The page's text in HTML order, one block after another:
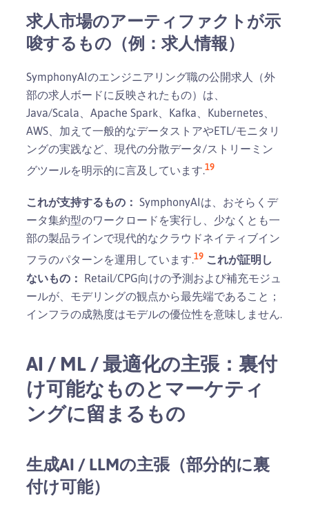
求人市場のアーティファクトが示
唆するもの（例：求人情報）
SymphonyAIのエンジニアリング職の公開求人（外
部の求人ボードに反映されたもの）は、
Java/Scala、Apache Spark、Kafka、Kubernetes、
AWS、加えて一般的なデータストアやETL/モニタリ
ングの実践など、現代の分散データ/ストリーミン
グツールを明示的に言及しています.19
これが支持するもの： SymphonyAIは、おそらくデ
ータ集約型のワークロードを実行し、少なくとも一
部の製品ラインで現代的なクラウドネイティブイン
フラのパターンを運用しています.19 これが証明し
ないもの： Retail/CPG向けの予測および補充モジュ
ールが、モデリングの観点から最先端であること；
インフラの成熟度はモデルの優位性を意味しません.
AI / ML / 最適化の主張：裏付
け可能なものとマーケティ
ングに留まるもの
生成AI / LLMの主張（部分的に裏
付け可能）